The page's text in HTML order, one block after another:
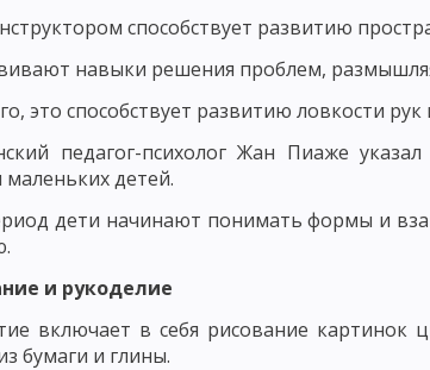
РАБОТЫ, ИНСТРУКТАЖ
РАБОТА УЧАЩИХСЯ ПОНЯТИЕ О МЕТОДАХ
ИГРОВЫЕ МЕТОДЫ ОБУЧЕНИЯ. ДЕЛОВЫЕ ИГРЫ
СИТУАЦИИ РЕШЕНИЕ СИТУАЦИОННЫХ
МЕТОД КОНФЛИКТОВ, МЕТОД «ЛАБИРИНТА
В ОБУЧЕНИИ
ОБУЧЕНИЯ
И СТРУКТУРА
способствует развитию
навыки решения проблем,
это способствует развитию ловкости
педагог-психолог Жан Пиаже
маленьких детей.
дети начинают понимать формы и
и рукоделие
включает в себя рисование
бумаги и глины.